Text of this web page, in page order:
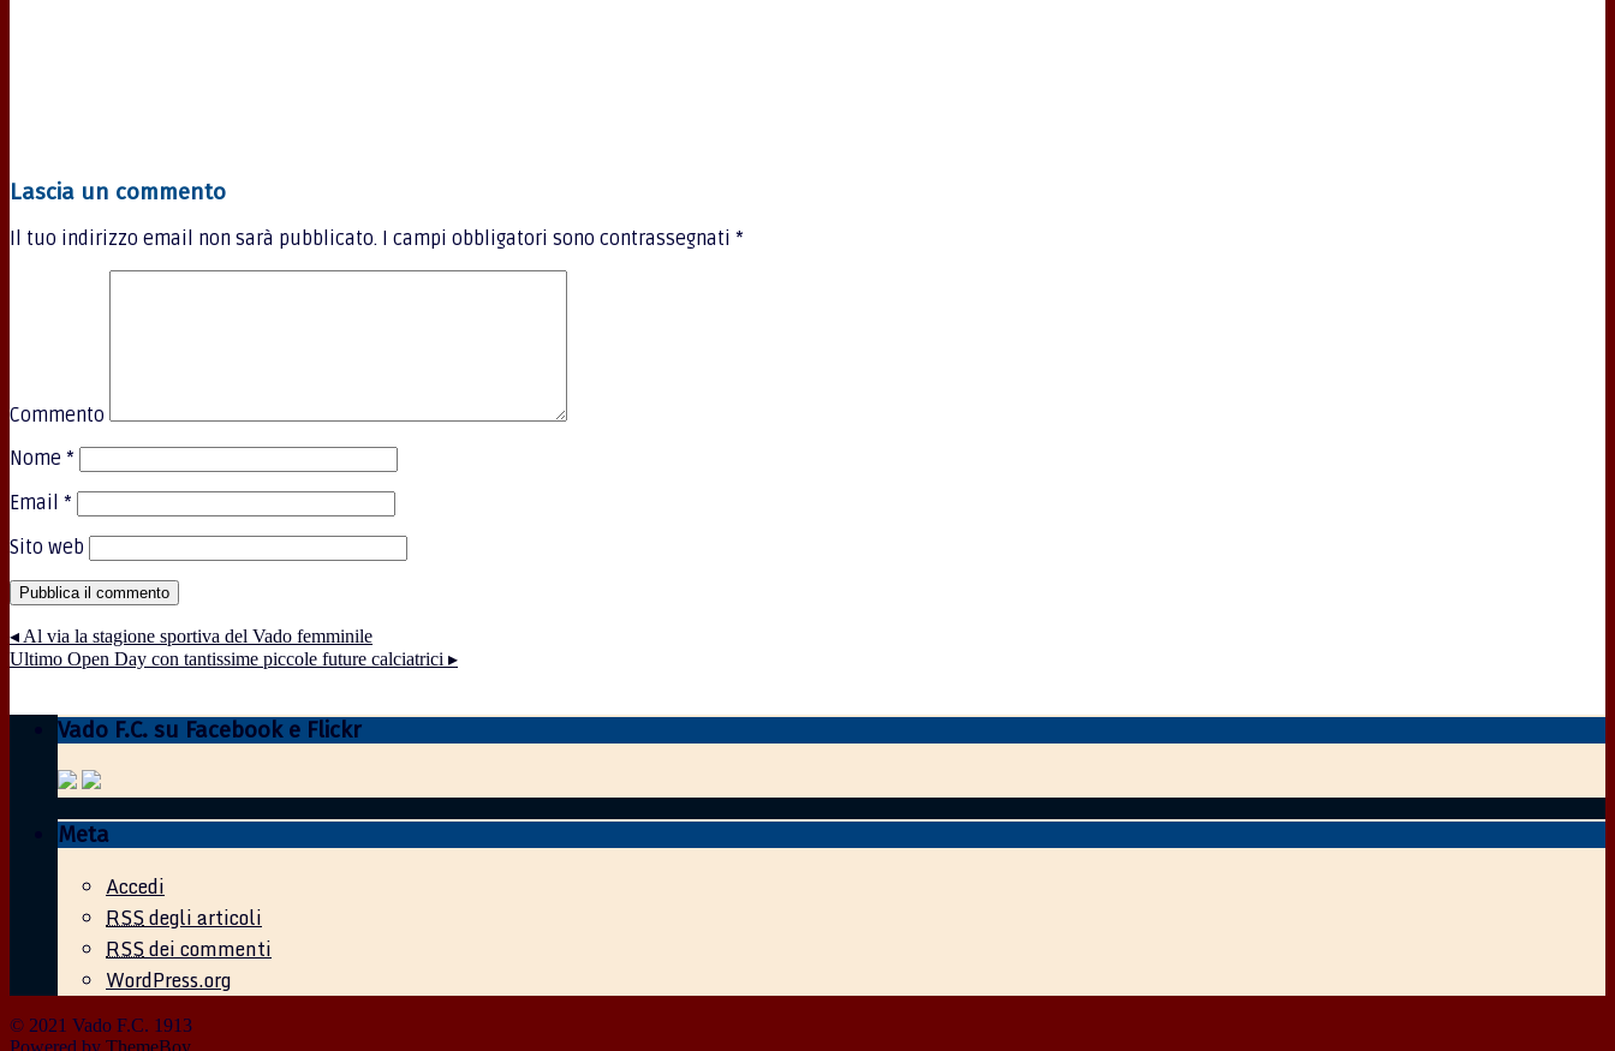
Lascia un commento
Il tuo indirizzo email non sarà pubblicato. I campi obbligatori sono contrassegnati *
Commento
Nome *
Email *
Sito web
◂ Al via la stagione sportiva del Vado femminile
Ultimo Open Day con tantissime piccole future calciatrici ▸
Vado F.C. su Facebook e Flickr
Meta
Accedi
RSSdegli articoli
RSSdei commenti
WordPress.org
© 2021 Vado F.C. 1913